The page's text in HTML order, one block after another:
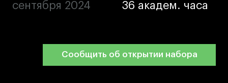
Ювелирный дизайн
Промышленный и предметный дизайн
сентября 2024
36 академ. часа
Сообщить об открытии набора
сентября 2024
36 академ. часа
Сообщить об открытии набора